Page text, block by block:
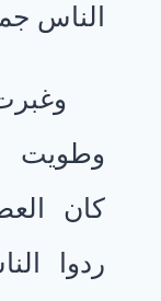
الناس
وطويت
كان
ردوا